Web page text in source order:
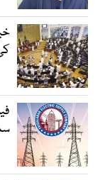
سمیت 12